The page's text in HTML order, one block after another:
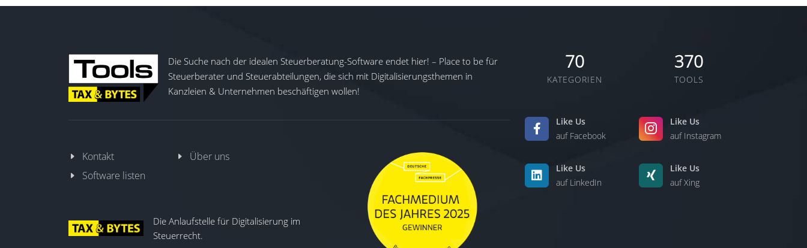
Die Suche nach der idealen Steuerberatung-Software endet hier! – Place to be für
Steuerberater und Steuerabteilungen, die sich mit Digitalisierungsthemen in
Kanzleien & Unternehmen beschäftigen wollen!
Kontakt
Über uns
Software listen
Die Anlaufstelle für Digitalisierung im
Steuerrecht.
70
KATEGORIEN
370
TOOLS
Like Us
auf Facebook
Like Us
auf Instagram
Like Us
auf LinkedIn
Like Us
auf Xing